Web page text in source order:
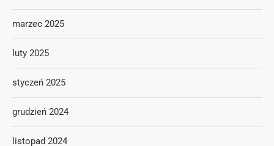
marzec 2025
luty 2025
styczeń 2025
grudzień 2024
listopad 2024